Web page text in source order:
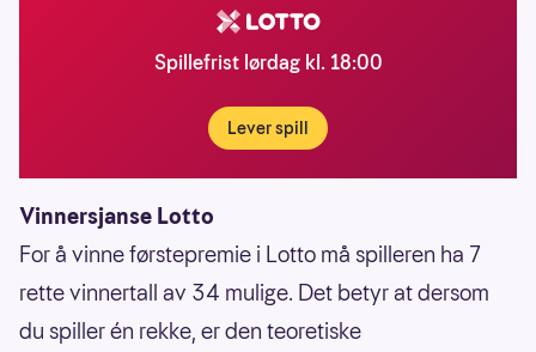
Spillefrist lørdag kl. 18:00
Lever spill
Vinnersjanse Lotto
For å vinne førstepremie i Lotto må spilleren ha 7
rette vinnertall av 34 mulige. Det betyr at dersom
du spiller én rekke, er den teoretiske